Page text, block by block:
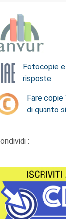
Fotocopie e
risposte
Fare copie
di quanto
: